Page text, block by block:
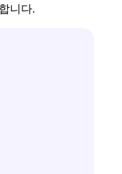
니다.